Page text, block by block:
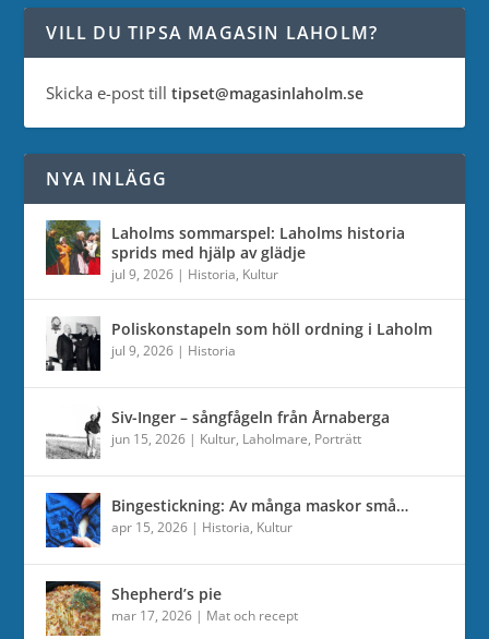
VILL DU TIPSA MAGASIN LAHOLM?
Skicka e-post tilltipset@magasinlaholm.se
NYA INLÄGG
Laholms sommarspel: Laholms historia
sprids med hjälp av glädje
jul 9, 2026 | Historia, Kultur
Poliskonstapeln som höll ordning i Laholm
jul 9, 2026 | Historia
Siv-Inger – sångfågeln från Årnaberga
jun 15, 2026 | Kultur, Laholmare, Porträtt
Bingestickning: Av många maskor små…
apr 15, 2026 | Historia, Kultur
Shepherd’s pie
mar 17, 2026 | Mat och recept